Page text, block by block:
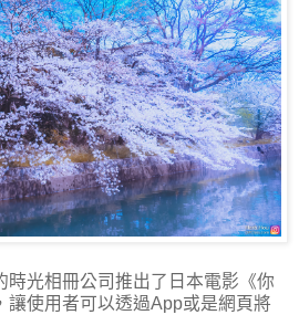
時光相冊公司推出了日本電影《你
讓使用者可以透過App或是網頁將